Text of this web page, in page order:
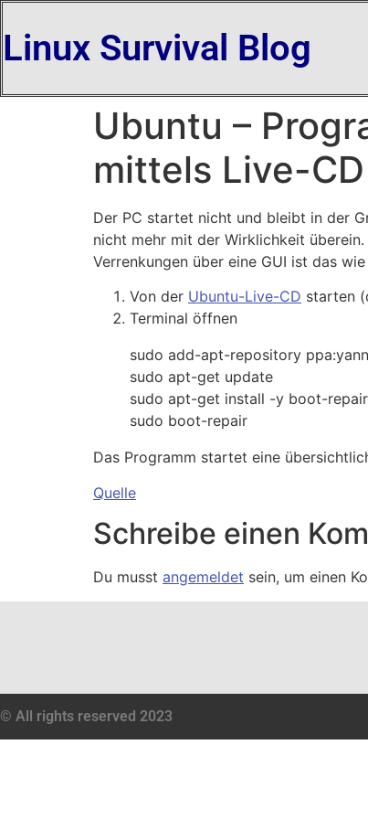
Linux Survival Blog
Ubuntu –
mittels Live-CD
Der PC startet nicht und bleibt in der
nicht mehr mit der Wirklichkeit
Verrenkungen über eine GUI ist das
Von der Ubuntu-Live-CD starten
Terminal öffnen
sudo add-apt-repository
sudo apt-get update
sudo apt-get install -y boot-repair
sudo boot-repair
Das Programm startet eine
Quelle
Schreibe einen
Du musst angemeldet sein, um einen
© All rights reserved 2023